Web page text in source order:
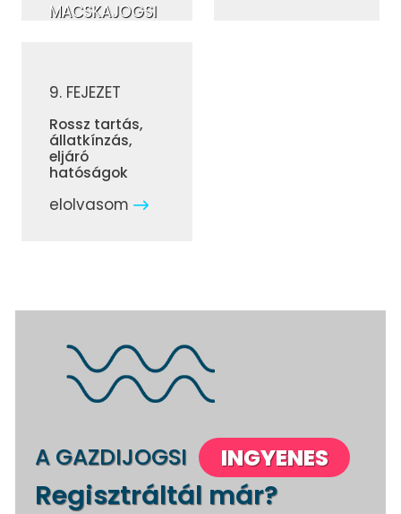
MACSKAJOGSI
9. FEJEZET
Rossz tartás,
állatkínzás,
eljáró
hatóságok
elolvasom
A GAZDIJOGSI INGYENES
Regisztráltál már?